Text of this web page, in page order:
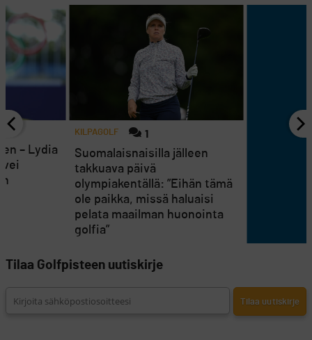
KILPAGOLF 1
Suomalaisnaisilla jälleen
takkuava päivä
olympiakentällä: ”Eihän tämä
ole paikka, missä haluaisi
pelata maailman huonointa
golfia”
– Lydia
Tilaa Golfpisteen uutiskirje